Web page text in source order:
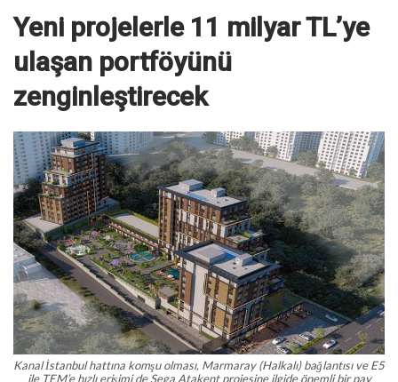
Yeni projelerle 11 milyar TL’ye
ulaşan portföyünü
zenginleştirecek
Kanal İstanbul hattına komşu olması, Marmaray (Halkalı) bağlantısı ve E5
ile TEM’e hızlı erişimi de Sega Atakent projesine ilgide önemli bir pay